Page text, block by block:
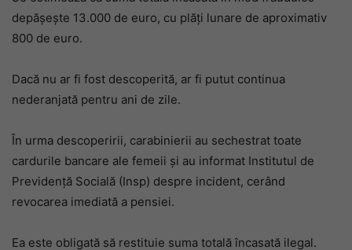
depășește 13.000 de euro, cu plăți lunare de aproximativ
800 de euro.
Dacă nu ar fi fost descoperită, ar fi putut continua
nederanjată pentru ani de zile.
În urma descoperirii, carabinierii au sechestrat toate
cardurile bancare ale femeii și au informat Institutul de
Previdență Socială (Insp) despre incident, cerând
revocarea imediată a pensiei.
Ea este obligată să restituie suma totală încasată ilegal.